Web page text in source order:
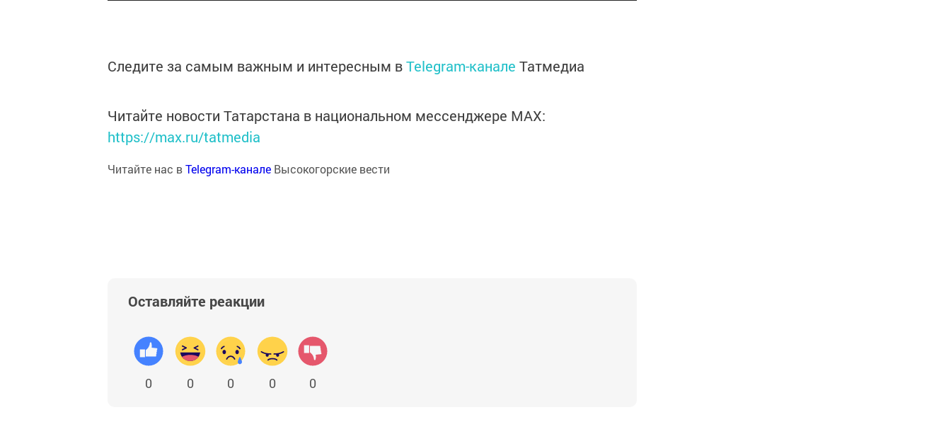
Следите за самым важным и интересным вTelegram-канале Татмедиа
Читайте новости Татарстана в национальном мессенджере MАХ:
https://max.ru/tatmedia
Читайте нас вTelegram-канале Высокогорские вести
Оставляйте реакции
0 0 0 0 0